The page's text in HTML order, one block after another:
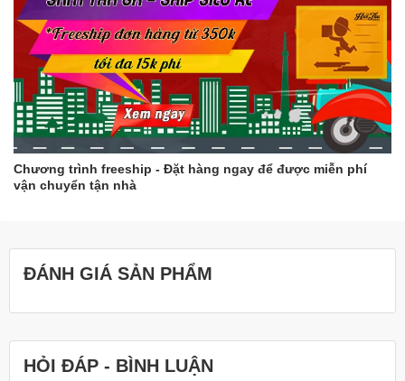
Chương trình freeship - Đặt hàng ngay để được miễn phí
vận chuyển tận nhà
ĐÁNH GIÁ SẢN PHẨM
HỎI ĐÁP - BÌNH LUẬN